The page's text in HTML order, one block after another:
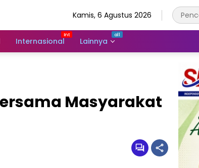
Kamis, 6 Agustus 2026
Internasional Lainnya
Masyarakat